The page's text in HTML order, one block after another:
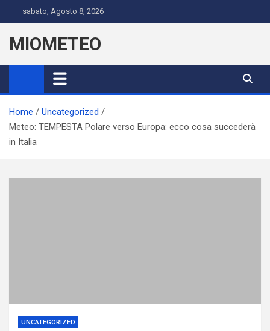
to
content
sabato, Agosto 8, 2026
MIOMETEO
Home
Uncategorized
Meteo: TEMPESTA Polare verso Europa: ecco cosa succederà
in Italia
UNCATEGORIZED